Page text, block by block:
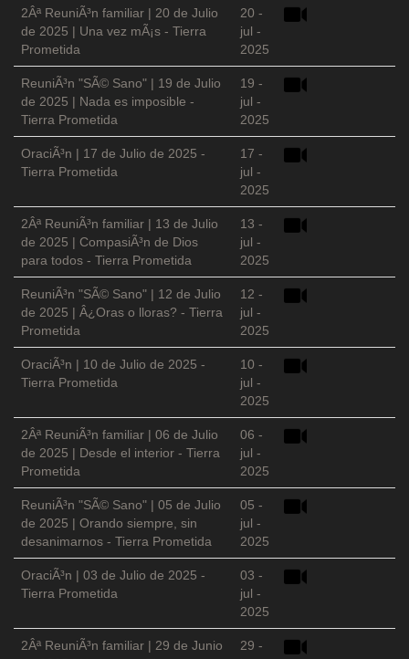
2Âª ReuniÃ³n familiar | 20 de Julio
de 2025 | Una vez mÃ¡s - Tierra
Prometida
20 -
jul -
2025
ReuniÃ³n "SÃ© Sano" | 19 de Julio
de 2025 | Nada es imposible -
Tierra Prometida
19 -
jul -
2025
OraciÃ³n | 17 de Julio de 2025 -
Tierra Prometida
17 -
jul -
2025
2Âª ReuniÃ³n familiar | 13 de Julio
de 2025 | CompasiÃ³n de Dios
para todos - Tierra Prometida
13 -
jul -
2025
ReuniÃ³n "SÃ© Sano" | 12 de Julio
de 2025 | Â¿Oras o lloras? - Tierra
Prometida
12 -
jul -
2025
OraciÃ³n | 10 de Julio de 2025 -
Tierra Prometida
10 -
jul -
2025
2Âª ReuniÃ³n familiar | 06 de Julio
de 2025 | Desde el interior - Tierra
Prometida
06 -
jul -
2025
ReuniÃ³n "SÃ© Sano" | 05 de Julio
de 2025 | Orando siempre, sin
desanimarnos - Tierra Prometida
05 -
jul -
2025
OraciÃ³n | 03 de Julio de 2025 -
Tierra Prometida
03 -
jul -
2025
2Âª ReuniÃ³n familiar | 29 de Junio
29 -